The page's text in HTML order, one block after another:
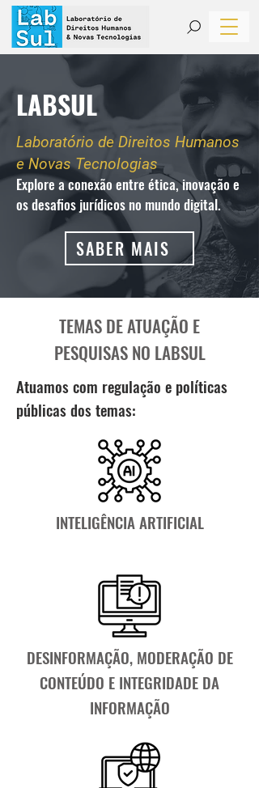
LABSUL
Laboratório de Direitos Humanos
e Novas Tecnologias
Explore a conexão entre ética, inovação e
os desafios jurídicos no mundo digital.
SABER MAIS
TEMAS DE ATUAÇÃO E
PESQUISAS NO LABSUL
Atuamos com regulação e políticas
públicas dos temas:
INTELIGÊNCIA ARTIFICIAL
DESINFORMAÇÃO, MODERAÇÃO DE
CONTEÚDO E INTEGRIDADE DA
INFORMAÇÃO